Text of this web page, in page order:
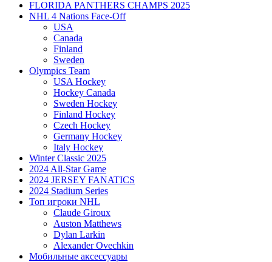
FLORIDA PANTHERS CHAMPS 2025
NHL 4 Nations Face-Off
USA
Canada
Finland
Sweden
Olympics Team
USA Hockey
Hockey Canada
Sweden Hockey
Finland Hockey
Czech Hockey
Germany Hockey
Italy Hockey
Winter Classic 2025
2024 All-Star Game
2024 JERSEY FANATICS
2024 Stadium Series
Топ игроки NHL
Claude Giroux
Auston Matthews
Dylan Larkin
Alexander Ovechkin
Мобильные аксессуары